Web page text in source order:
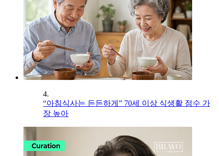
4.
“아침식사는 든든하게” 70세 이상 식생활 점수 가
장 높아